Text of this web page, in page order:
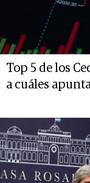
Top 5 de los
a cuáles